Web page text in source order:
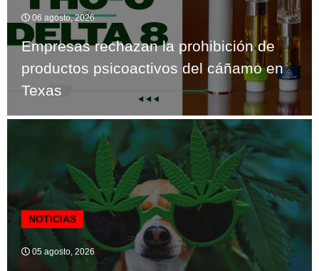
06 agosto, 2026
Empresas rechazan la prohibición de
productos psicoactivos del cáñamo en
Texas
NOTICIAS
05 agosto, 2026